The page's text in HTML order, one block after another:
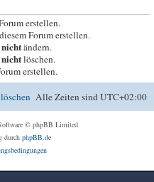
erstellen.
Forum erstellen.
nichtändern.
nichtlöschen.
erstellen.
Alle Zeiten sindUTC+02:00
© phpBB Limited
durch phpBB.de